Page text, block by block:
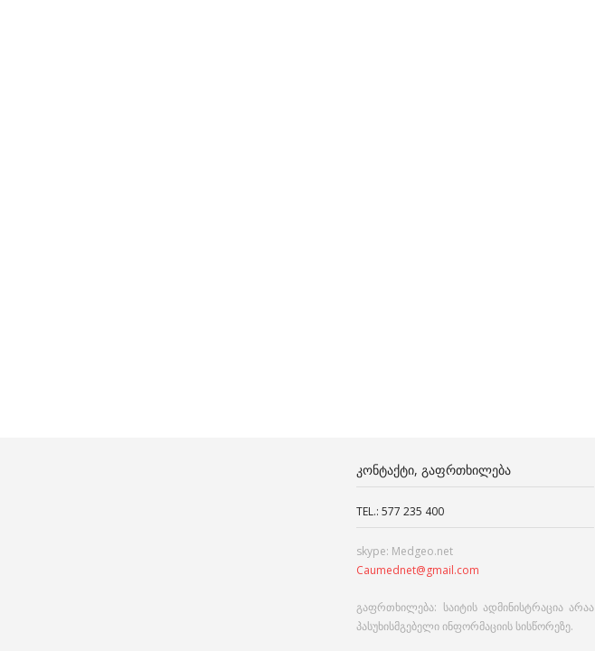
ᲙᲝᲜᲢᲐᲥᲢᲘ, ᲒᲐᲤᲠᲗᲮᲘᲚᲔᲑᲐ
TEL.: 577 235 400
skype: Medgeo.net
Caumednet@gmail.com
გაფრთხილება: საიტის ადმინისტრაცია არაა
პასუხისმგებელი ინფორმაციის სისწორეზე.